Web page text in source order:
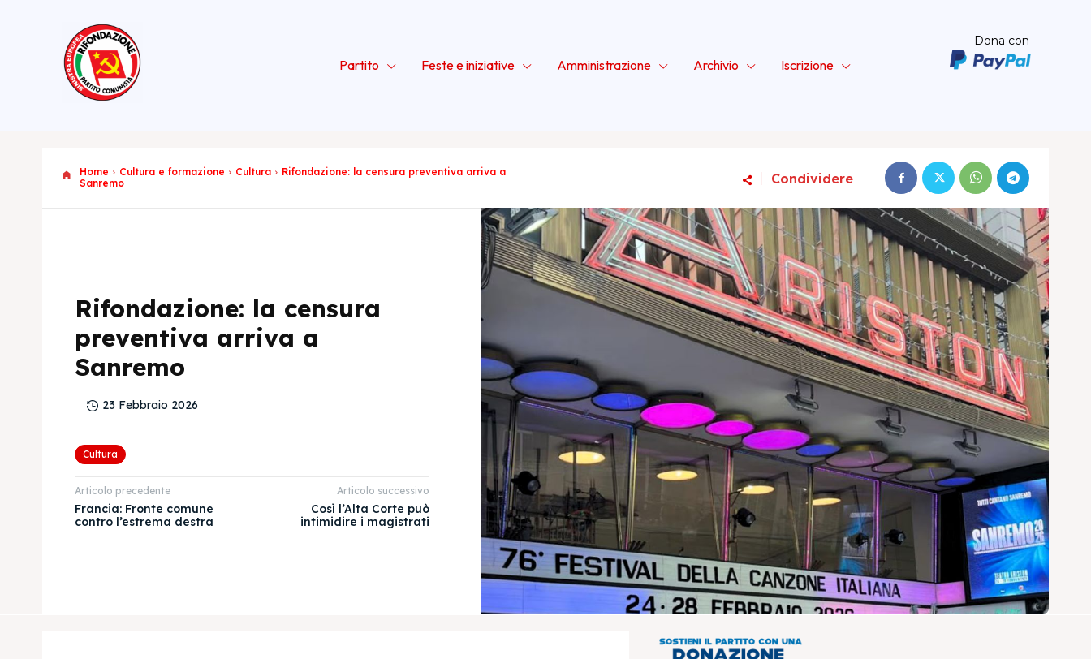
Maurizio Acerbo
, segretario nazionale del Partito della Rifondazione Comunista – Sinistra
Partito Feste e iniziative Amministrazione Archivio Iscrizione
Dona con
Home Cultura e formazione Cultura
Rifondazione: la censura preventiva arriva a
Sanremo
Condividere
Rifondazione: la censura
preventiva arriva a
Sanremo
23 Febbraio 2026
Cultura
Articolo precedente
Francia: Fronte comune
contro l’estrema destra
Articolo successivo
Così l’Alta Corte può
intimidire i magistrati